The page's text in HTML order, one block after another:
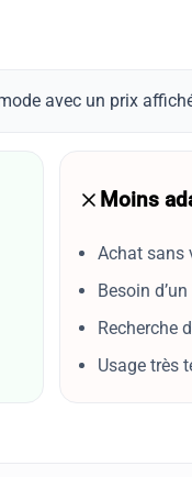
avec un prix
Moins
Achat sans
Besoin
Recherche
Usage très